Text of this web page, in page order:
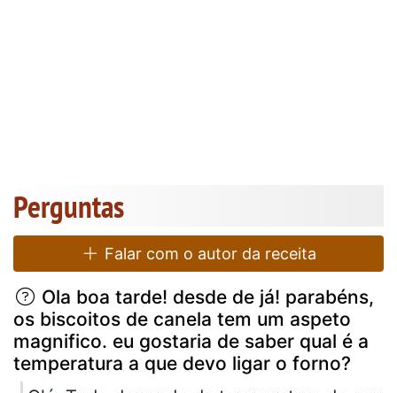
Perguntas
Falar com o autor da receita
Ola boa tarde! desde de já! parabéns,
os biscoitos de canela tem um aspeto
magnifico. eu gostaria de saber qual é a
temperatura a que devo ligar o forno?